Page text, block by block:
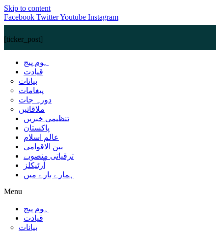
Skip to content
Facebook TwitterYoutube Instagram
[ticker_post]
ہوم پیج
قیادت
بیانات
پیغامات
دورہ جات
ملاقاتیں
تنظیمی خبریں
پاکستان
عالم اسلام
بین الاقوامی
ترقیاتی منصوبے
آرٹیکلز
ہمارے بارے میں
Menu
ہوم پیج
قیادت
بیانات